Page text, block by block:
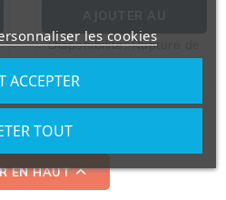
Disponibilité:Rupture de
EN HAUT
les cookies
TOUT
ACCEPTER